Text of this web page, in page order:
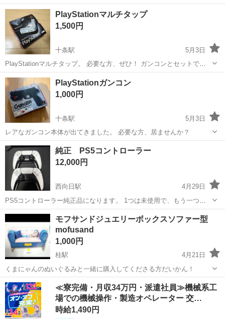
19日迄に、お取引確定で1000円引き✨️ ※※ノークレーム、ノーリター
ン※※ 上記にご理解頂ける方のみ、よろしくお願いいたします！
京都 京都市 テレビゲーム ゲーム
PlayStationマルチタップ
1,500円
十条駅
5月3日
PlayStationマルチタップ。 必要な方、ぜひ！ ガンコンとセットで購
入いただけるのなら計2,000円に値引きします。
京都 京都市 テレビゲーム
PlayStationガンコン
1,000円
十条駅
5月3日
レアなガンコン本体が出てきました。 必要な方、居ませんか？
京都 京都市 十条駅 テレビゲーム
純正 PS5コントローラー
12,000円
西向日駅
4月29日
PS5コントローラー純正品になります。 1つは未使用で、もう一つは2
ヶ月程使用していました。 故障、修理歴ありません。 接続する線を紛
失してしまったのでありません。 なるべく早く取引いただける方よろ
しくお願いします。
京都 京都市 西向日駅 テレビゲーム コントローラー
モフサンドジュエリーボックスソファー型
mofusand
1,000円
桂駅
4月21日
くまにゃんのぬいぐるみと一緒に購入してくださる方だいかん！
京都 京都市 桂駅 テレビゲーム くま
≪寮完備・月収34万円・派遣社員≫機械系工
場での機械操作・製造オペレーター 交…
時給1,490円